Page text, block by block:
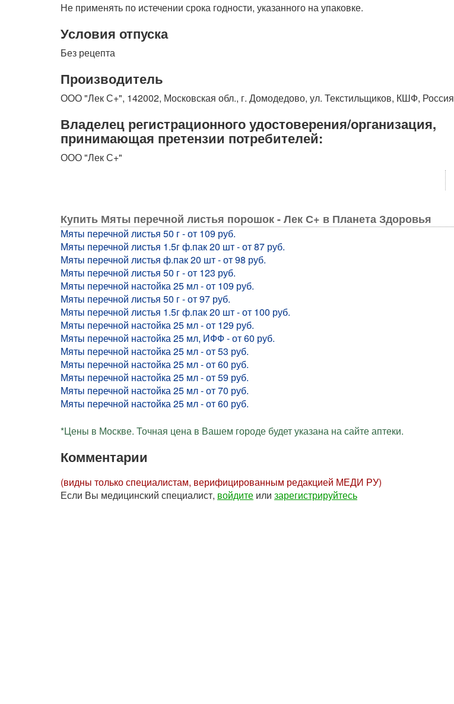
Не применять по истечении срока годности, указанного на упаковке.
Условия отпуска
Без рецепта
Производитель
ООО "Лек С+", 142002, Московская обл., г. Домодедово, ул. Текстильщиков, КШФ, Россия
Владелец регистрационного удостоверения/организация,
принимающая претензии потребителей:
ООО "Лек С+"
Купить Мяты перечной листья порошок - Лек С+ в Планета Здоровья
Мяты перечной листья 50 г - от 109 руб.
Мяты перечной листья 1.5г ф.пак 20 шт - от 87 руб.
Мяты перечной листья ф.пак 20 шт - от 98 руб.
Мяты перечной листья 50 г - от 123 руб.
Мяты перечной настойка 25 мл - от 109 руб.
Мяты перечной листья 50 г - от 97 руб.
Мяты перечной листья 1.5г ф.пак 20 шт - от 100 руб.
Мяты перечной настойка 25 мл - от 129 руб.
Мяты перечной настойка 25 мл, ИФФ - от 60 руб.
Мяты перечной настойка 25 мл - от 53 руб.
Мяты перечной настойка 25 мл - от 60 руб.
Мяты перечной настойка 25 мл - от 59 руб.
Мяты перечной настойка 25 мл - от 70 руб.
Мяты перечной настойка 25 мл - от 60 руб.
*Цены в Москве. Точная цена в Вашем городе будет указана на сайте аптеки.
Комментарии
(видны только специалистам, верифицированным редакцией МЕДИ РУ)
Если Вы медицинский специалист, войдите или зарегистрируйтесь